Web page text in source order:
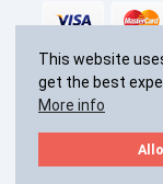
This website
get the best
More info
+44(0) 238 040
с 9:00 до 19:00
2026 © Все